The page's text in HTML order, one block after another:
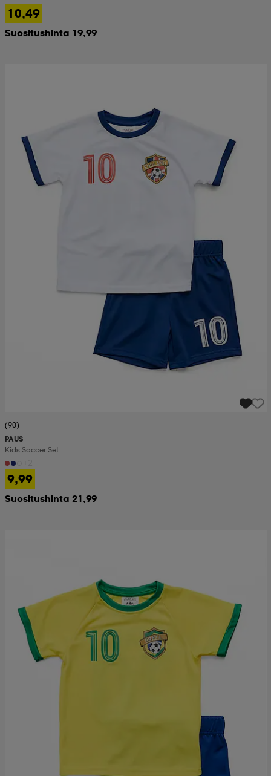
10,49
Suositushinta 19,99
(90)
PAUS
Kids Soccer Set
9,99
Suositushinta 21,99